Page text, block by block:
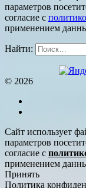
параметров
согласие с
применением
Найти:
© 2026
Сайт использует
параметров
согласие с
применением
Принять
Политика